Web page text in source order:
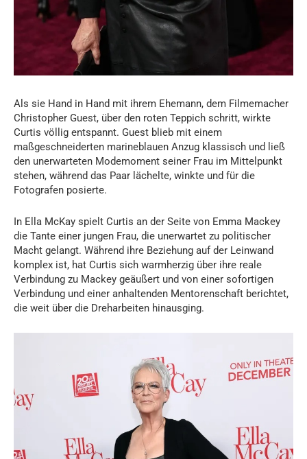
Als sie Hand in Hand mit ihrem Ehemann, dem Filmemacher
Christopher Guest, über den roten Teppich schritt, wirkte
Curtis völlig entspannt. Guest blieb mit einem
maßgeschneiderten marineblauen Anzug klassisch und ließ
den unerwarteten Modemoment seiner Frau im Mittelpunkt
stehen, während das Paar lächelte, winkte und für die
Fotografen posierte.
In Ella McKay spielt Curtis an der Seite von Emma Mackey
die Tante einer jungen Frau, die unerwartet zu politischer
Macht gelangt. Während ihre Beziehung auf der Leinwand
komplex ist, hat Curtis sich warmherzig über ihre reale
Verbindung zu Mackey geäußert und von einer sofortigen
Verbindung und einer anhaltenden Mentorenschaft berichtet,
die weit über die Dreharbeiten hinausging.